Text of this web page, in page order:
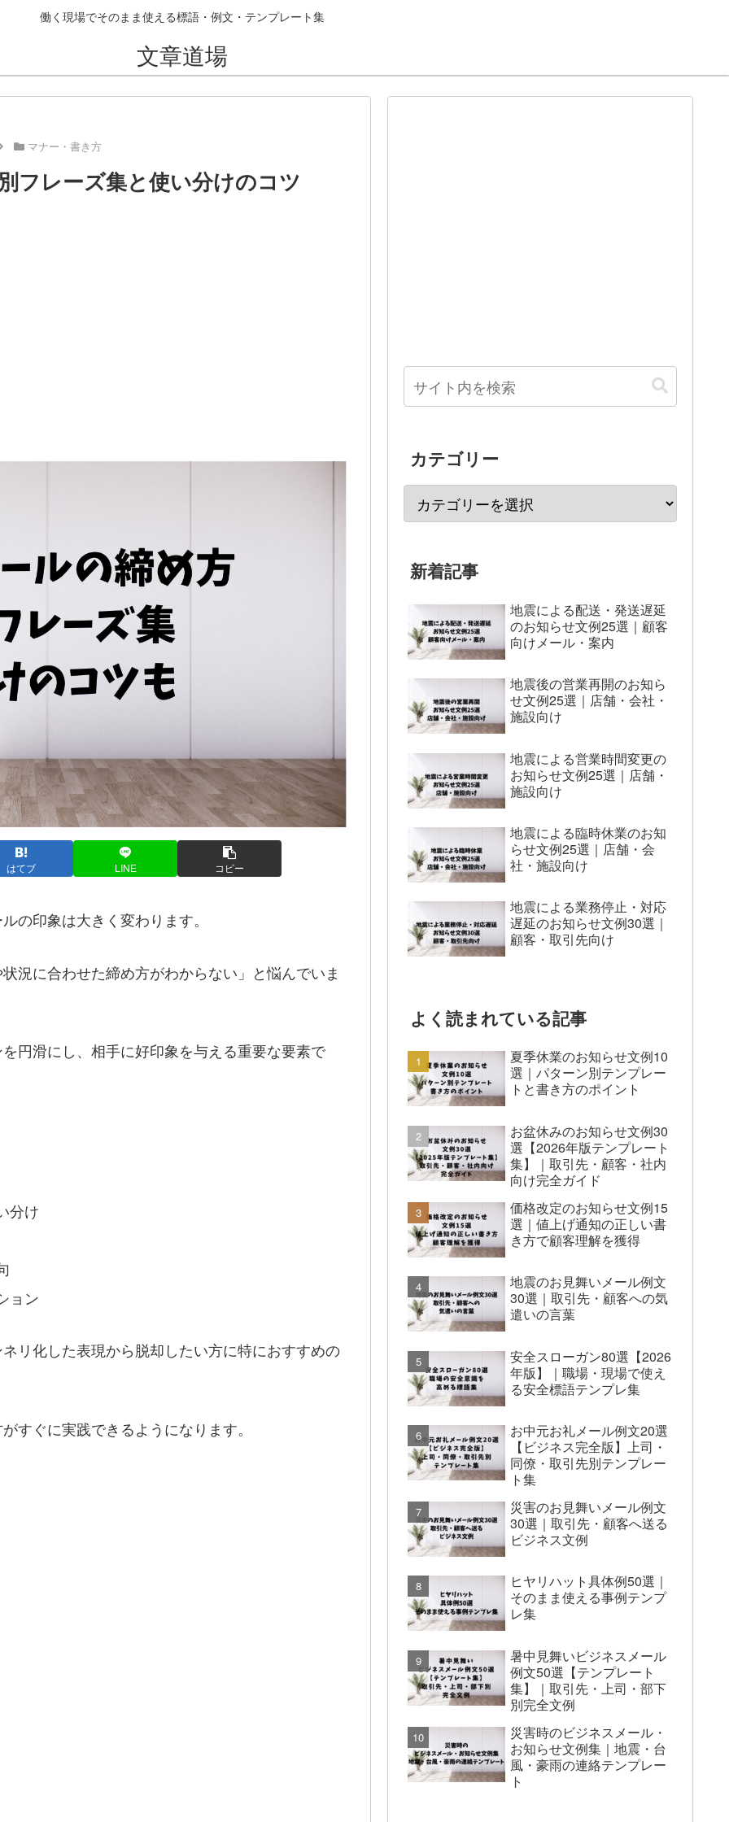
働く現場でそのまま使える標語・例文・テンプレート集
文章道場
マナー・書き方
フレーズ集と使い分けのコツ
はてブ LINE コピー
の印象は大きく変わります。
況に合わせた締め方がわからない」と悩んでいま
円滑にし、相手に好印象を与える重要な要素で
分け
ョン
リ化した表現から脱却したい方に特におすすめの
すぐに実践できるようになります。
カテゴリー
新着記事
地震による配送・発送遅延
のお知らせ文例25選｜顧客
向けメール・案内
地震後の営業再開のお知ら
せ文例25選｜店舗・会社・
施設向け
地震による営業時間変更の
お知らせ文例25選｜店舗・
施設向け
地震による臨時休業のお知
らせ文例25選｜店舗・会
社・施設向け
地震による業務停止・対応
遅延のお知らせ文例30選｜
顧客・取引先向け
よく読まれている記事
夏季休業のお知らせ文例10
選｜パターン別テンプレー
トと書き方のポイント
お盆休みのお知らせ文例30
選【2026年版テンプレート
集】｜取引先・顧客・社内
向け完全ガイド
価格改定のお知らせ文例15
選｜値上げ通知の正しい書
き方で顧客理解を獲得
地震のお見舞いメール例文
30選｜取引先・顧客への気
遣いの言葉
安全スローガン80選【2026
年版】｜職場・現場で使え
る安全標語テンプレ集
お中元お礼メール例文20選
【ビジネス完全版】上司・
同僚・取引先別テンプレー
ト集
災害のお見舞いメール例文
30選｜取引先・顧客へ送る
ビジネス文例
ヒヤリハット具体例50選｜
そのまま使える事例テンプ
レ集
暑中見舞いビジネスメール
例文50選【テンプレート
集】｜取引先・上司・部下
別完全文例
災害時のビジネスメール・
お知らせ文例集｜地震・台
風・豪雨の連絡テンプレー
ト